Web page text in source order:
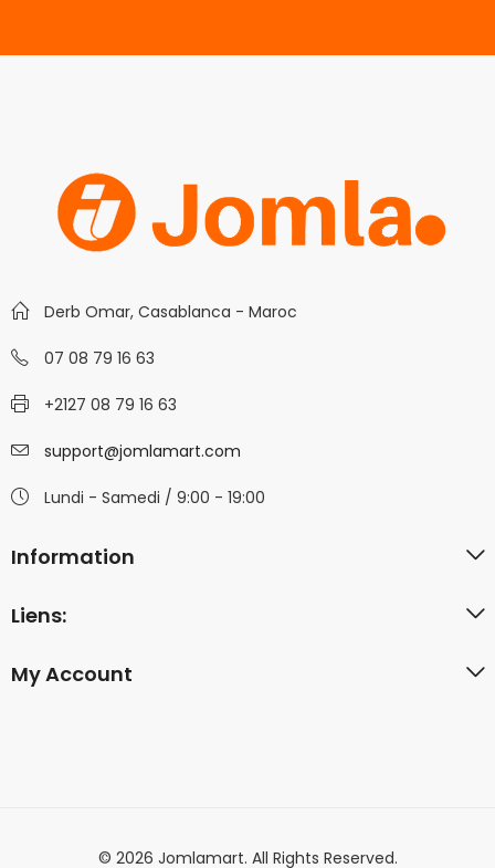
Derb Omar, Casablanca - Maroc
07 08 79 16 63
+2127 08 79 16 63
support@jomlamart.com
Lundi - Samedi / 9:00 - 19:00
Information
Liens:
My Account
© 2026 Jomlamart. All Rights Reserved.